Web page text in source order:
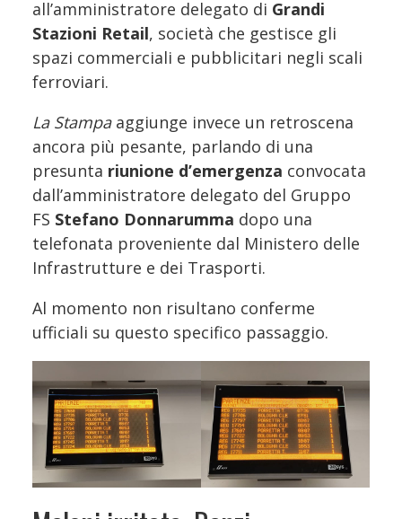
all’amministratore delegato di Grandi
Stazioni Retail, società che gestisce gli
spazi commerciali e pubblicitari negli scali
ferroviari.
La Stampaaggiunge invece un retroscena
ancora più pesante, parlando di una
presunta riunione d’emergenza convocata
dall’amministratore delegato del Gruppo
FS Stefano Donnarumma dopo una
telefonata proveniente dal Ministero delle
Infrastrutture e dei Trasporti.
Al momento non risultano conferme
ufficiali su questo specifico passaggio.